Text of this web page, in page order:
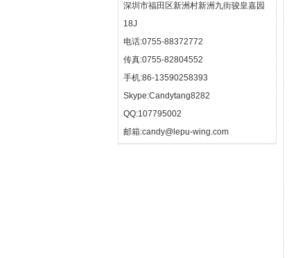
深圳市福田区新洲村新洲九街骏皇嘉园
18J
电话:0755-88372772
传真:0755-82804552
手机:86-13590258393
Skype:Candytang8282
QQ:107795002
邮箱:candy@lepu-wing.com